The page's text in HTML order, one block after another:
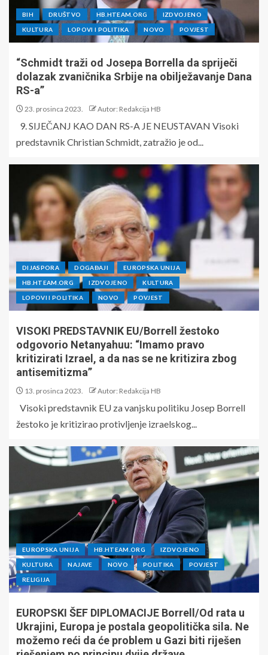
BIH DRUŠTVO HB.HTEAM.ORG IZDVOJENO
KULTURA LOPOVI I POLITIKA NOVO POVJEST
“Schmidt traži od Josepa Borrella da spriječi
dolazak zvaničnika Srbije na obilježavanje Dana
RS-a”
23. prosinca 2023. Autor: Redakcija HB
9. SIJEČANJ KAO DAN RS-A JE NEUSTAVAN Visoki
predstavnik Christian Schmidt, zatražio je od...
DIJASPORA DOGAĐAJI EUROPSKA UNIJA
HB.HTEAM.ORG IZDVOJENO KULTURA
LOPOVI I POLITIKA NOVO POVJEST
VISOKI PREDSTAVNIK EU/Borrell žestoko
odgovorio Netanyahuu: “Imamo pravo
kritizirati Izrael, a da nas se ne kritizira zbog
antisemitizma”
13. prosinca 2023. Autor: Redakcija HB
Visoki predstavnik EU za vanjsku politiku Josep Borrell
žestoko je kritizirao protivljenje izraelskog...
EUROPSKA UNIJA HB.HTEAM.ORG IZDVOJENO
KULTURA NAJAVE NOVO POLITIKA POVJEST
RELIGIJA
EUROPSKI ŠEF DIPLOMACIJE Borrell/Od rata u
Ukrajini, Europa je postala geopolitička sila. Ne
možemo reći da će problem u Gazi biti riješen